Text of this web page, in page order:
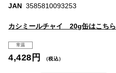
JAN 3585810093253
カシミールチャイ 20g缶はこちら
常温
4,428円 （税込）